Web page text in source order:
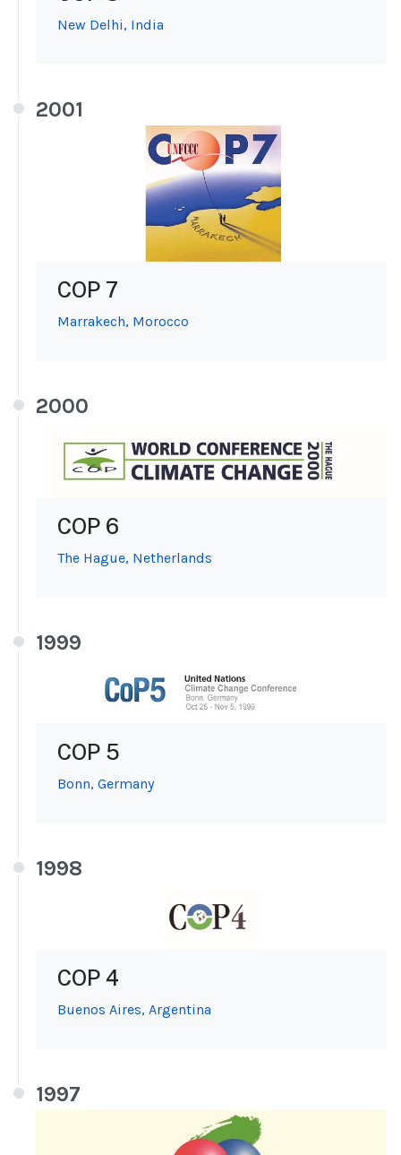
New Delhi, India
2001
COP 7
Marrakech, Morocco
2000
COP 6
The Hague, Netherlands
1999
COP 5
Bonn, Germany
1998
COP 4
Buenos Aires, Argentina
1997